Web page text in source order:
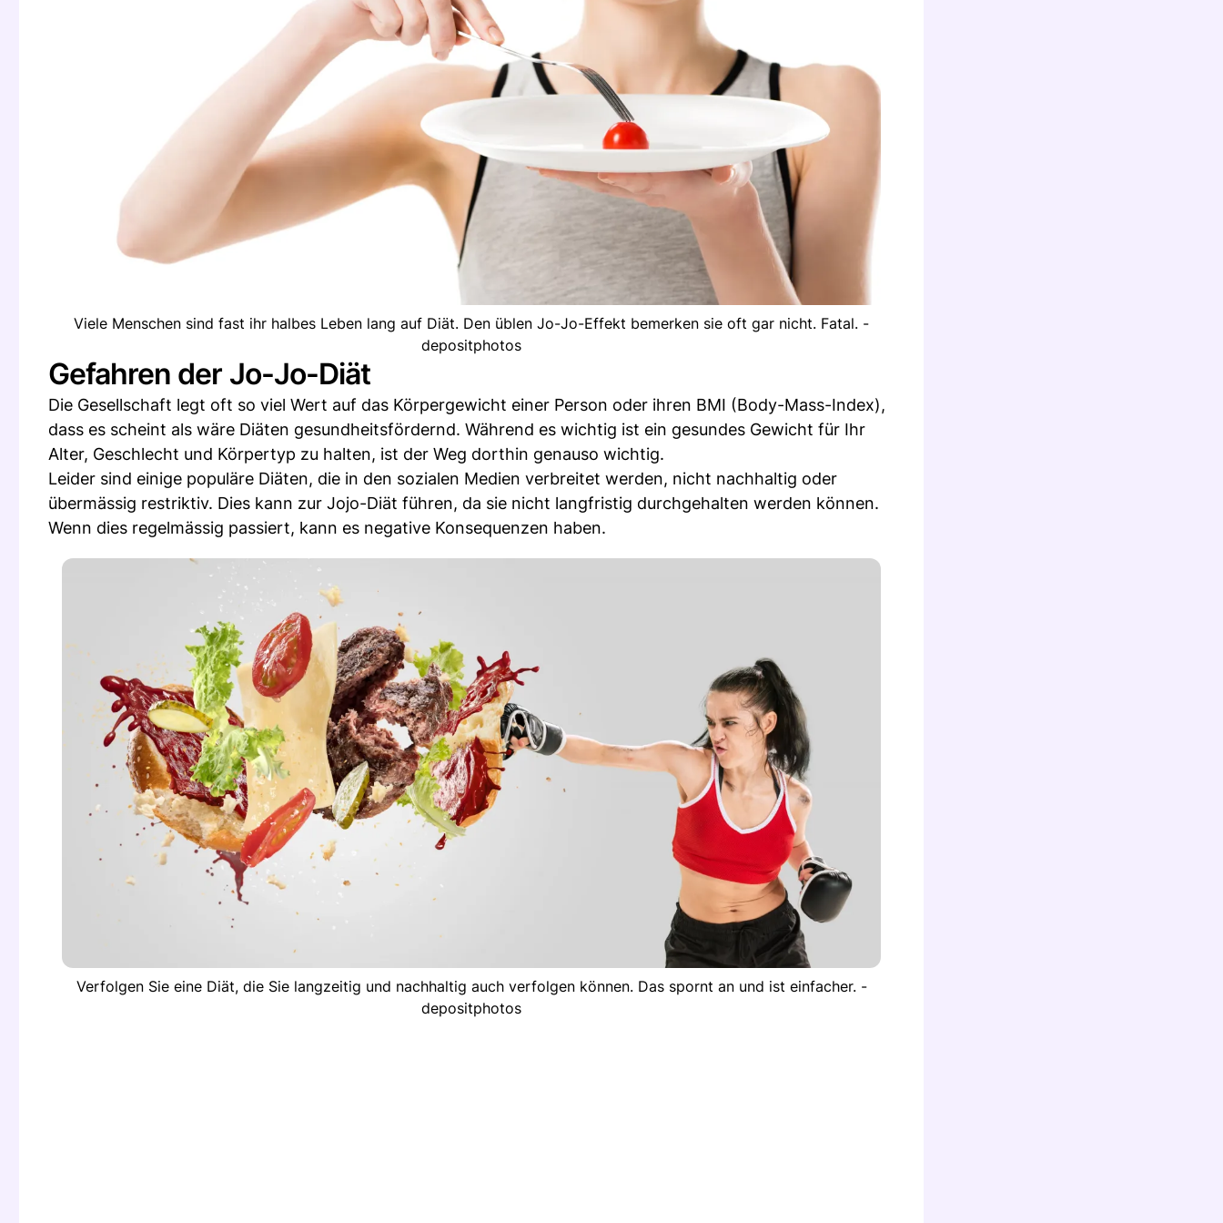
Viele Menschen sind fast ihr halbes Leben lang auf Diät. Den üblen Jo-Jo-Effekt bemerken sie oft gar nicht. Fatal. -
depositphotos
Gefahren der Jo-Jo-Diät
Die Gesellschaft legt oft so viel Wert auf das Körpergewicht einer Person oder ihren BMI (Body-Mass-Index),
dass es scheint als wäre Diäten gesundheitsfördernd. Während es wichtig ist ein gesundes Gewicht für Ihr
Alter, Geschlecht und Körpertyp zu halten, ist der Weg dorthin genauso wichtig.
Leider sind einige populäre Diäten, die in den sozialen Medien verbreitet werden, nicht nachhaltig oder
übermässig restriktiv. Dies kann zur Jojo-Diät führen, da sie nicht langfristig durchgehalten werden können.
Wenn dies regelmässig passiert, kann es negative Konsequenzen haben.
Verfolgen Sie eine Diät, die Sie langzeitig und nachhaltig auch verfolgen können. Das spornt an und ist einfacher. -
depositphotos